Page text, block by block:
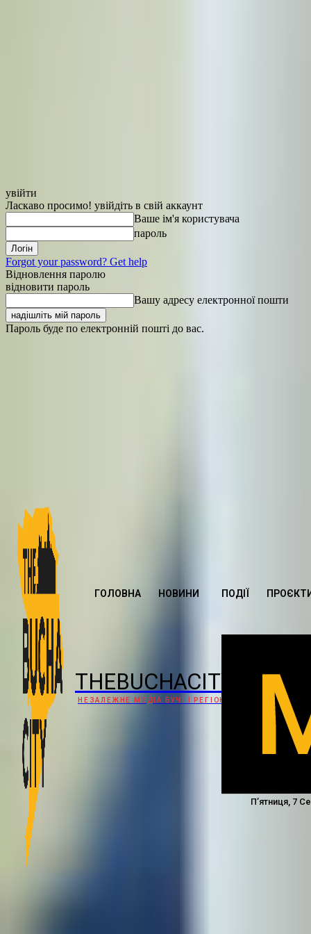
увійти
Ласкаво просимо! увійдіть в свій аккаунт
Ваше ім'я користувача
пароль
Forgot your password? Get help
Відновлення паролю
відновити пароль
Вашу адресу електронної пошти
Пароль буде по електронній пошті до вас.
THEBUCHACITY
НЕЗАЛЕЖНЕ МЕДІА БУЧІ І РЕГІОНУ
ГОЛОВНА НОВИНИ ПОДІЇ
П’ятниця, 7